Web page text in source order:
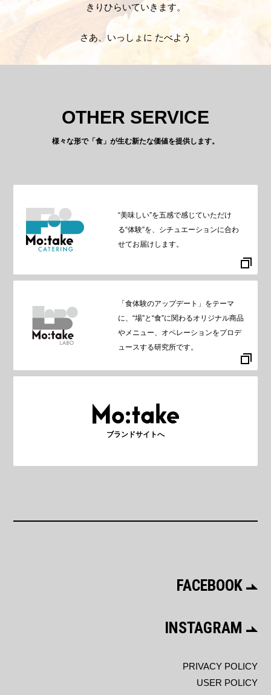
きりひらいていきます。
さあ、いっしょに たべよう
OTHER SERVICE
様々な形で「食」が生む新たな価値を提供します。
“美味しい”を五感で感じていただけ
る“体験”を、シチュエーションに合わ
せてお届けします。
「食体験のアップデート」をテーマ
に、“場”と“食”に関わるオリジナル商品
やメニュー、オペレーションをプロデ
ュースする研究所です。
ブランドサイトへ
FACEBOOK
INSTAGRAM
PRIVACY POLICY
USER POLICY